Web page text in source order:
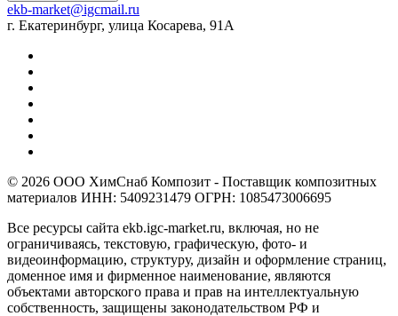
ekb-market@igcmail.ru
г. Екатеринбург, улица Косарева, 91А
© 2026 ООО ХимСнаб Композит - Поставщик композитных
материалов ИНН: 5409231479 ОГРН: 1085473006695
Все ресурсы сайта ekb.igc-market.ru, включая, но не
ограничиваясь, текстовую, графическую, фото- и
видеоинформацию, структуру, дизайн и оформление страниц,
доменное имя и фирменное наименование, являются
объектами авторского права и прав на интеллектуальную
собственность, защищены законодательством РФ и